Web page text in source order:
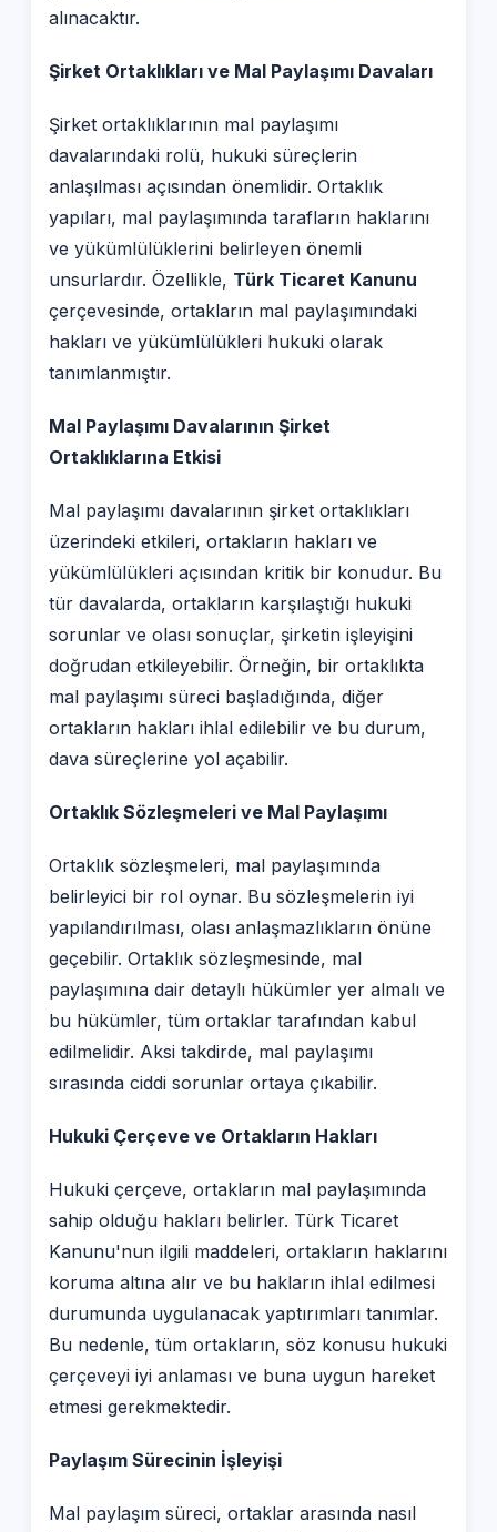
alınacaktır.
Şirket Ortaklıkları ve Mal Paylaşımı Davaları
Şirket ortaklıklarının mal paylaşımı
davalarındaki rolü, hukuki süreçlerin
anlaşılması açısından önemlidir. Ortaklık
yapıları, mal paylaşımında tarafların haklarını
ve yükümlülüklerini belirleyen önemli
unsurlardır. Özellikle, Türk Ticaret Kanunu
çerçevesinde, ortakların mal paylaşımındaki
hakları ve yükümlülükleri hukuki olarak
tanımlanmıştır.
Mal Paylaşımı Davalarının Şirket
Ortaklıklarına Etkisi
Mal paylaşımı davalarının şirket ortaklıkları
üzerindeki etkileri, ortakların hakları ve
yükümlülükleri açısından kritik bir konudur. Bu
tür davalarda, ortakların karşılaştığı hukuki
sorunlar ve olası sonuçlar, şirketin işleyişini
doğrudan etkileyebilir. Örneğin, bir ortaklıkta
mal paylaşımı süreci başladığında, diğer
ortakların hakları ihlal edilebilir ve bu durum,
dava süreçlerine yol açabilir.
Ortaklık Sözleşmeleri ve Mal Paylaşımı
Ortaklık sözleşmeleri, mal paylaşımında
belirleyici bir rol oynar. Bu sözleşmelerin iyi
yapılandırılması, olası anlaşmazlıkların önüne
geçebilir. Ortaklık sözleşmesinde, mal
paylaşımına dair detaylı hükümler yer almalı ve
bu hükümler, tüm ortaklar tarafından kabul
edilmelidir. Aksi takdirde, mal paylaşımı
sırasında ciddi sorunlar ortaya çıkabilir.
Hukuki Çerçeve ve Ortakların Hakları
Hukuki çerçeve, ortakların mal paylaşımında
sahip olduğu hakları belirler. Türk Ticaret
Kanunu'nun ilgili maddeleri, ortakların haklarını
koruma altına alır ve bu hakların ihlal edilmesi
durumunda uygulanacak yaptırımları tanımlar.
Bu nedenle, tüm ortakların, söz konusu hukuki
çerçeveyi iyi anlaması ve buna uygun hareket
etmesi gerekmektedir.
Paylaşım Sürecinin İşleyişi
Mal paylaşım süreci, ortaklar arasında nasıl